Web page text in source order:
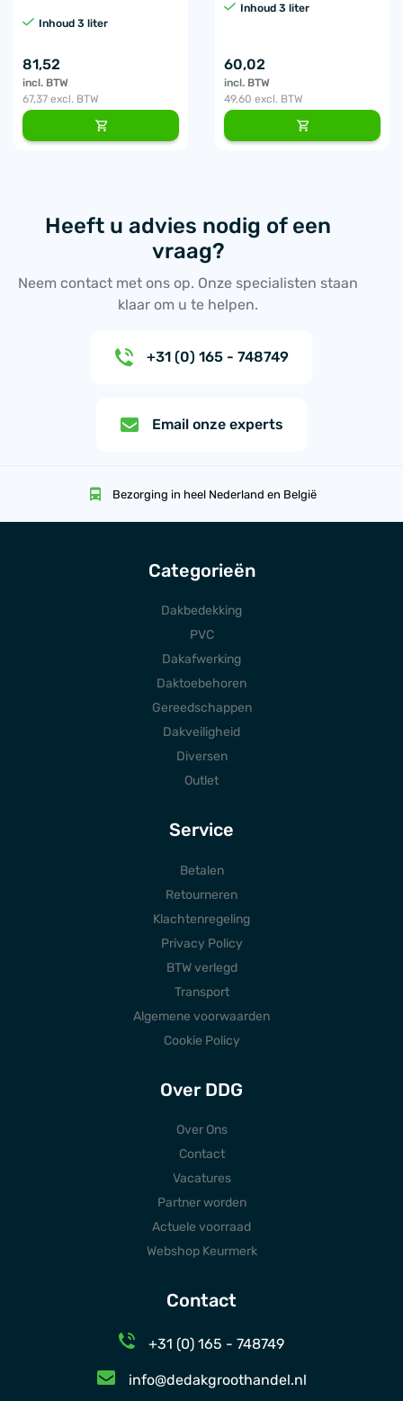
Inhoud 3 liter
81,52
incl. BTW
67,37 excl. BTW
Inhoud 3 liter
60,02
incl. BTW
49,60 excl. BTW
Heeft u advies nodig of een
vraag?
Neem contact met ons op. Onze specialisten staan
klaar om u te helpen.
+31 (0) 165 - 748749
Email onze experts
Bezorging in heel Nederland en België
Categorieën
Dakbedekking
PVC
Dakafwerking
Daktoebehoren
Gereedschappen
Dakveiligheid
Diversen
Outlet
Service
Betalen
Retourneren
Klachtenregeling
Privacy Policy
BTW verlegd
Transport
Algemene voorwaarden
Cookie Policy
Over DDG
Over Ons
Contact
Vacatures
Partner worden
Actuele voorraad
Webshop Keurmerk
Contact
+31 (0) 165 - 748749
info@dedakgroothandel.nl